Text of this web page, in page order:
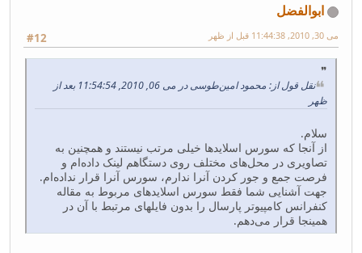
ابوالفضل
#12 می 30, 2010, 11:44:38 قبل از ظهر
نقل قول از: محمود امین‌طوسی در می 06, 2010, 11:54:54 بعد از
ظهر
سلام.
از آنجا که سورس اسلایدها خیلی مرتب نیستند و همچنین به
تصاویری در محل‌های مختلف روی دستگاهم لینک داده‌ام و
فرصت جمع و جور کردن آنرا ندارم، سورس آنرا قرار نداده‌ام.
جهت آشنایی شما فقط سورس اسلایدهای مربوط به مقاله
کنفرانس کامپیوتر پارسال را بدون فایلهای مرتبط با آن در
همینجا قرار می‌دهم.